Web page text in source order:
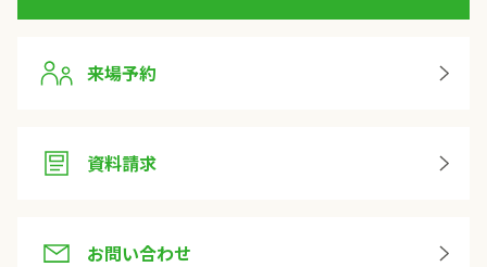
来場予約
資料請求
お問い合わせ